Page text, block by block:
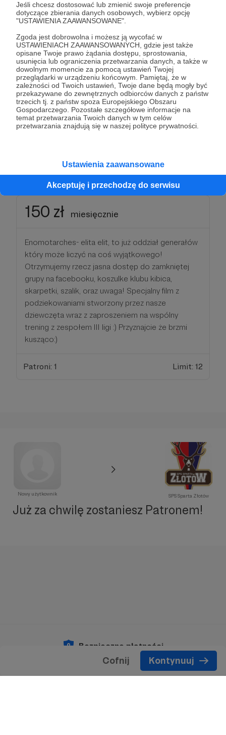
Jeśli chcesz dostosować lub zmienić swoje preferencje
dotyczące zbierania danych osobowych, wybierz opcję
"USTAWIENIA ZAAWANSOWANE".
Zgoda jest dobrowolna i możesz ją wycofać w
USTAWIENIACH ZAAWANSOWANYCH, gdzie jest także
opisane Twoje prawo żądania dostępu, sprostowania,
usunięcia lub ograniczenia przetwarzania danych, a także w
dowolnym momencie za pomocą ustawień Twojej
przeglądarki w urządzeniu końcowym. Pamiętaj, że w
zależności od Twoich ustawień, Twoje dane będą mogły być
przekazywane do zewnętrznych odbiorców danych z państw
trzecich tj. z państw spoza Europejskiego Obszaru
Gospodarczego. Pozostałe szczegółowe informacje na
temat przetwarzania Twoich danych w tym celów
przetwarzania znajdują się w naszej polityce prywatności.
Ustawienia zaawansowane
Akceptuję i przechodzę do serwisu
120 zł miesięcznie
Enomotia- ta Spartańska ekipa zna się na wylot i
jest śmietanką tej wspaniałej armii!
W tym progu otrzymujecie dostęp do specjalnej
zamkniętej grupy na facebooku, koszulkę klubu
kibica, spartańskie skarpetki, oraz piękny szalik
150 zł miesięcznie
Enomotarches- elita elit, to już oddział generałów
który może liczyć na coś wyjątkowego!
Otrzymujemy rzecz jasna dostęp do zamkniętej
grupy na facebooku, koszulke klubu kibica,
skarpetki, szalik, oraz uwaga! Specjalny film z
podziekowaniami stworzony przez nasze
dziewczęta wraz z zaproszeniem na wspólny
trening z zespołem III ligi :) Przyznajcie że brzmi
kusząco:)
Patroni: 1 Limit: 12
Cofnij Kontynuuj
Nowy użytkownik SPS Sparta Złotów
Już za chwilę zostaniesz Patronem!
Bezpieczne płatności